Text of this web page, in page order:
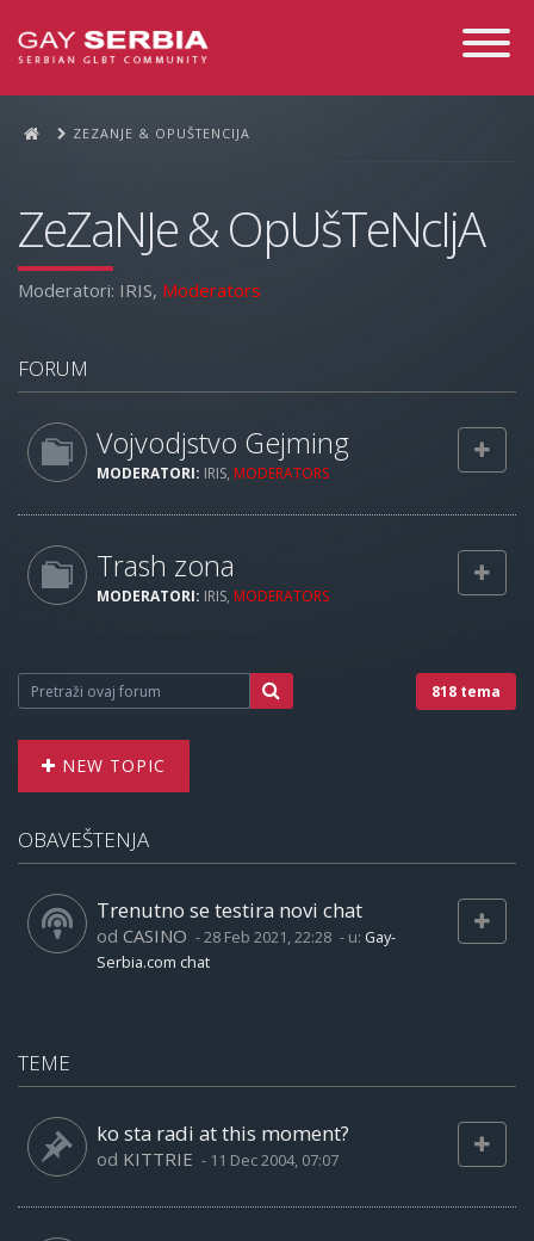
Toggle
ZEZANJE & OPUŠTENCIJA
ZeZaNJe & OpUšTeNcIjA
Moderatori: IRIS, Moderators
FORUM
Vojvodjstvo Gejming
MODERATORI: IRIS, MODERATORS
Trash zona
MODERATORI: IRIS, MODERATORS
818 tema
NEW TOPIC
OBAVEŠTENJA
Trenutno se testira novi chat
od CASINO -28 Feb 2021, 22:28 - u: Gay-
Serbia.com chat
TEME
ko sta radi at this moment?
od KITTRIE - 11 Dec 2004, 07:07